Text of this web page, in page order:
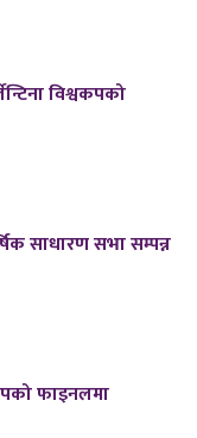
विश्वकपको
साधारण सभा सम्पन्न
फाइनलमा